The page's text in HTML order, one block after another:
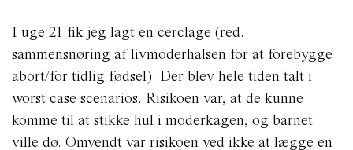
I uge 21 fik jeg lagt en cerclage (red.
sammensnøring af livmoderhalsen for at forebygge
abort/for tidlig fødsel). Der blev hele tiden talt i
worst case scenarios. Risikoen var, at de kunne
komme til at stikke hul i moderkagen, og barnet
ville dø. Omvendt var risikoen ved ikke at lægge en